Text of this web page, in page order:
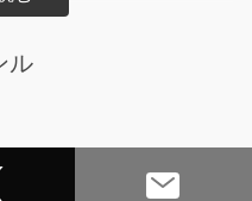
リーダーの間で再評価さ
とになっても、勝てる相
ル